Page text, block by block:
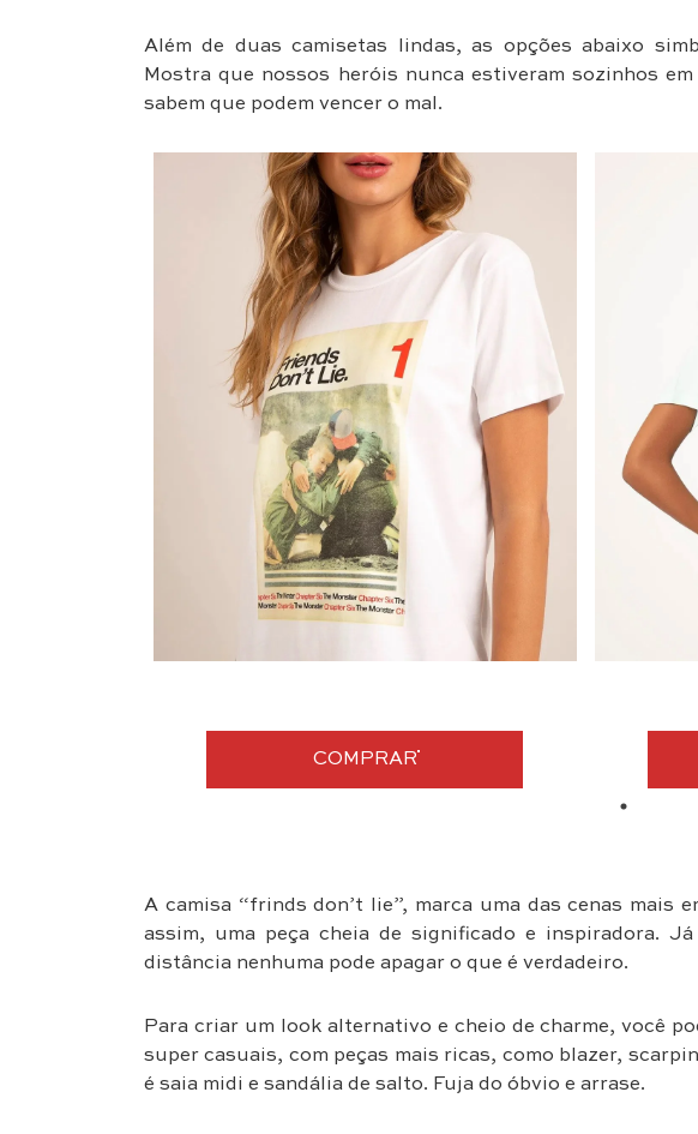
Além de duas camisetas lindas, as opções abaixo
Mostra que nossos heróis nunca estiveram sozinhos
sabem que podem vencer o mal.
COMPRAR
A camisa “frinds don’t lie”, marca uma das cenas mais
assim, uma peça cheia de significado e inspiradora.
distância nenhuma pode apagar o que é verdadeiro.
Para criar um look alternativo e cheio de charme, você
super casuais, com peças mais ricas, como blazer,
é saia midi e sandália de salto. Fuja do óbvio e arrase.